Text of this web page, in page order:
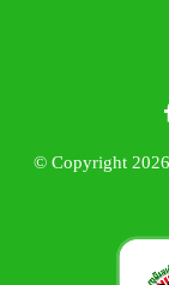
© Copyright